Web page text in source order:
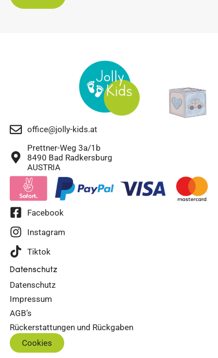
office@jolly-kids.at
Prettner-Weg 3a/1b
8490 Bad Radkersburg
AUSTRIA
Facebook
Instagram
Tiktok
Datenschutz
Datenschutz
Impressum
AGB’s
Rückerstattungen und Rückgaben
Cookies